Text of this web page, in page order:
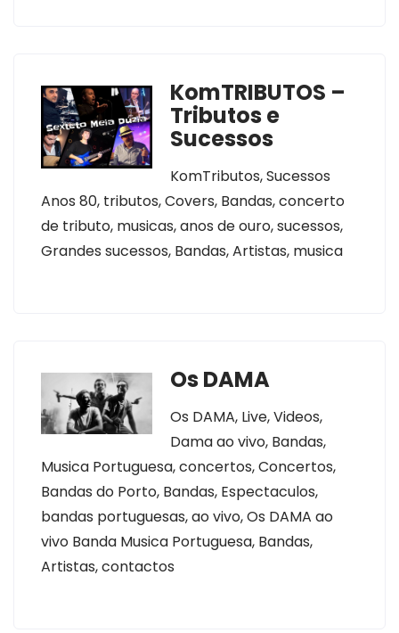
KomTRIBUTOS –
Tributos e
Sucessos
KomTributos, Sucessos
Anos 80, tributos, Covers, Bandas, concerto
de tributo, musicas, anos de ouro, sucessos,
Grandes sucessos, Bandas, Artistas, musica
Os DAMA
Os DAMA, Live, Videos,
Dama ao vivo, Bandas,
Musica Portuguesa, concertos, Concertos,
Bandas do Porto, Bandas, Espectaculos,
bandas portuguesas, ao vivo, Os DAMA ao
vivo Banda Musica Portuguesa, Bandas,
Artistas, contactos